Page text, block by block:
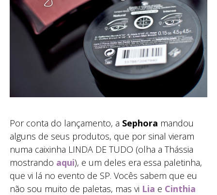
Por conta do lançamento, a Sephora mandou
alguns de seus produtos, que por sinal vieram
numa caixinha LINDA DE TUDO (olha a Thássia
mostrando aqui), e um deles era essa paletinha,
que vi lá no evento de SP. Vocês sabem que eu
não sou muito de paletas, mas vi Lia e Cinthia